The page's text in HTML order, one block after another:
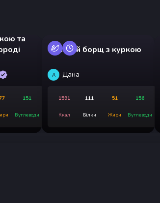
та
151
Вуглеводи
Смачний борщ з куркою
Д Дана
1591
Ккал
111
Білки
51
Жири
156
Вуглеводи